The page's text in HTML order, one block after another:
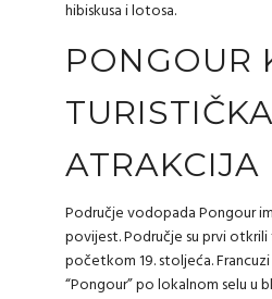
hibiskusa i lotosa.
PONGOUR
TURISTIČKA
ATRAKCIJA
Područje vodopada Pongour
povijest. Područje su prvi
početkom 19. stoljeća.
“Pongour” po lokalnom selu u